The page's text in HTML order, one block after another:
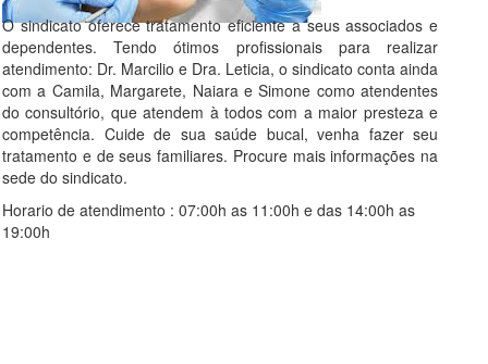
O sindicato oferece tratamento eficiente a seus associados e
dependentes. Tendo ótimos profissionais para realizar
atendimento: Dr. Marcilio e Dra. Leticia, o sindicato conta ainda
com a Camila, Margarete, Naiara e Simone como atendentes
do consultório, que atendem à todos com a maior presteza e
competência. Cuide de sua saúde bucal, venha fazer seu
tratamento e de seus familiares. Procure mais informações na
sede do sindicato.
Horario de atendimento : 07:00h as 11:00h e das 14:00h as
19:00h